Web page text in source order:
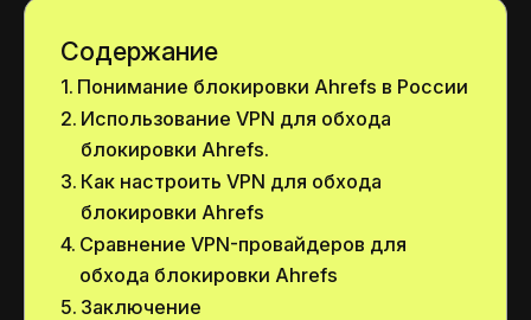
Содержание
Понимание блокировки Ahrefs в России
Использование VPN для обхода
блокировки Ahrefs.
Как настроить VPN для обхода
блокировки Ahrefs
Сравнение VPN-провайдеров для
обхода блокировки Ahrefs
Заключение